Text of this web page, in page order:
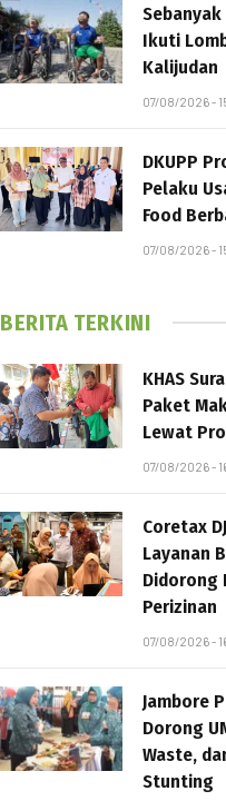
Ikuti
Kalijudan
07/08/2026 -
DKUPP
Pelaku
Food
07/08/2026 -
BERITA TERKINI
KHAS
Paket
Lewat
07/08/2026 -
Coretax
Layanan
Didorong
Perizinan
07/08/2026 -
Jambore
Dorong
Waste,
Stunting